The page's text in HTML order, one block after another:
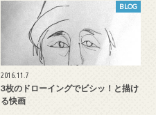
BLOG
2016.11.7
3枚のドローイングでビシッ！と描け
る快画